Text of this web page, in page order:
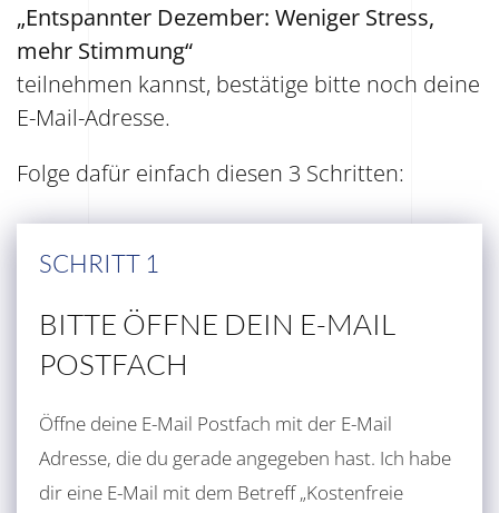
„Entspannter Dezember: Weniger Stress,
mehr Stimmung“
teilnehmen kannst, bestätige bitte noch deine
E-Mail-Adresse.
Folge dafür einfach diesen 3 Schritten:
SCHRITT 1
BITTE ÖFFNE DEIN E-MAIL
POSTFACH
Öffne deine E-Mail Postfach mit der E-Mail
Adresse, die du gerade angegeben hast. Ich habe
dir eine E-Mail mit dem Betreff „Kostenfreie